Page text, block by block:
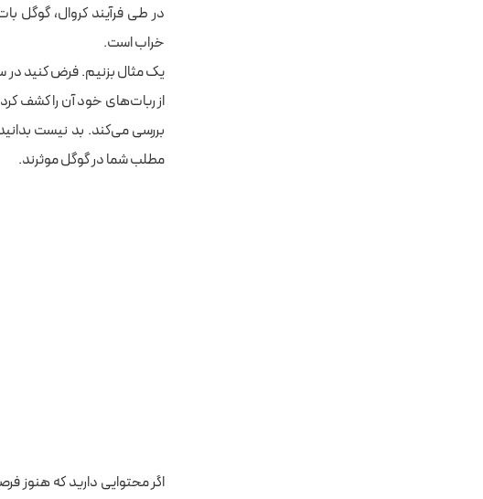
در طی فرآیند کروال، گوگل
خراب است.
یک مثال بزنیم. فرض کنید در
از ربات‌های خود آن را کشف
مطلب شما در گوگل موثرند.
اگر محتوایی دارید که هنوز